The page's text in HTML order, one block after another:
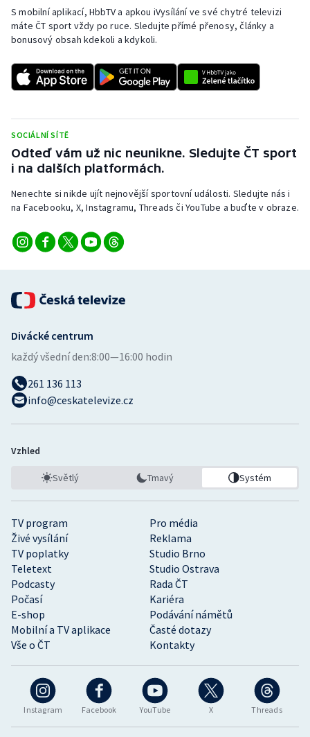
Rychlostní kanoistika
Sportovní střelba
Triatlon
Veslování
Ostatní
S mobilní aplikací, HbbTV a apkou iVysílání ve své chytré televizi
máte ČT sport vždy po ruce. Sledujte přímé přenosy, články a
bonusový obsah kdekoli a kdykoli.
SOCIÁLNÍ SÍTĚ
Odteď vám už nic neunikne. Sledujte ČT sport
i na dalších platformách.
Nenechte si nikde ujít nejnovější sportovní události. Sledujte nás i
na Facebooku, X, Instagramu, Threads či YouTube a buďte v obraze.
Instagram Facebook YouTube X Threads
TV program
Pro média
Živé vysílání
Reklama
TV poplatky
Studio Brno
Teletext
Studio Ostrava
Podcasty
Rada ČT
Počasí
Kariéra
E-shop
Podávání námětů
Mobilní a TV aplikace
Časté dotazy
Vše o ČT
Kontakty
Divácké centrum
každý všední den:8:00—16:00 hodin
261 136 113
info@ceskatelevize.cz
Vzhled
Světlý Tmavý Systém